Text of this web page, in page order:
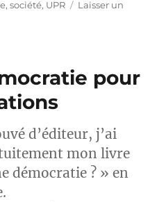
,société, UPR
Laisser un
pour
d’éditeur, j’ai
mon livre
démocratie ? » en